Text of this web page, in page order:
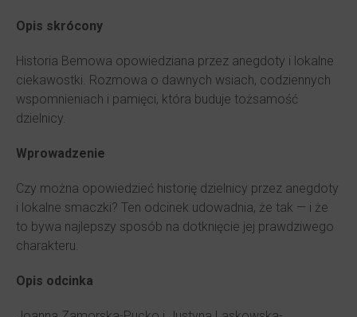
Opis skrócony
Historia Bemowa opowiedziana przez anegdoty i lokalne
ciekawostki. Rozmowa o dawnych wsiach, codziennych
wspomnieniach i pamięci, która buduje tożsamość
dzielnicy.
Wprowadzenie
Czy można opowiedzieć historię dzielnicy przez anegdoty
i lokalne smaczki? Ten odcinek udowadnia, że tak — i że
to bywa najlepszy sposób na dotknięcie jej prawdziwego
charakteru.
Opis odcinka